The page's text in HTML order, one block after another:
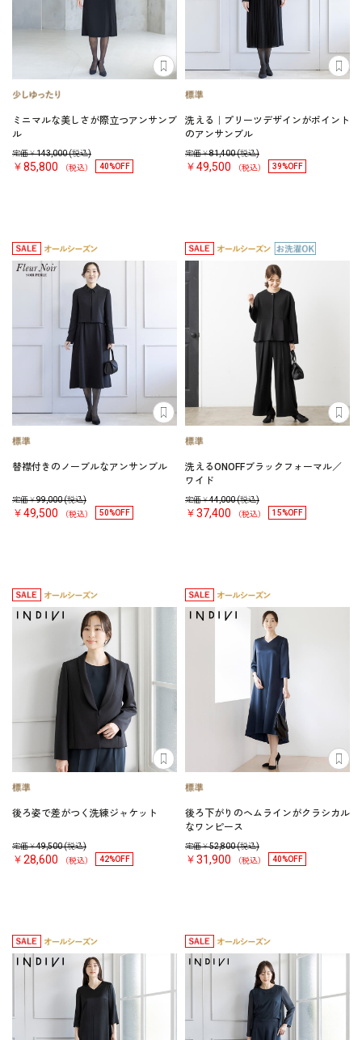
ミニマルな美しさが際立つアンサンブ
ル
定価￥143,000(税込)
￥85,800 （税込） 40%OFF
洗える｜プリーツデザインがポイント
のアンサンブル
定価￥81,400(税込)
￥49,500 （税込） 39%OFF
替襟付きのノーブルなアンサンブル
定価￥99,000(税込)
￥49,500 （税込） 50%OFF
洗えるONOFFブラックフォーマル／
ワイド
定価￥44,000(税込)
￥37,400 （税込） 15%OFF
後ろ姿で差がつく洗練ジャケット
定価￥49,500(税込)
￥28,600 （税込） 42%OFF
後ろ下がりのヘムラインがクラシカル
なワンピース
定価￥52,800(税込)
￥31,900 （税込） 40%OFF